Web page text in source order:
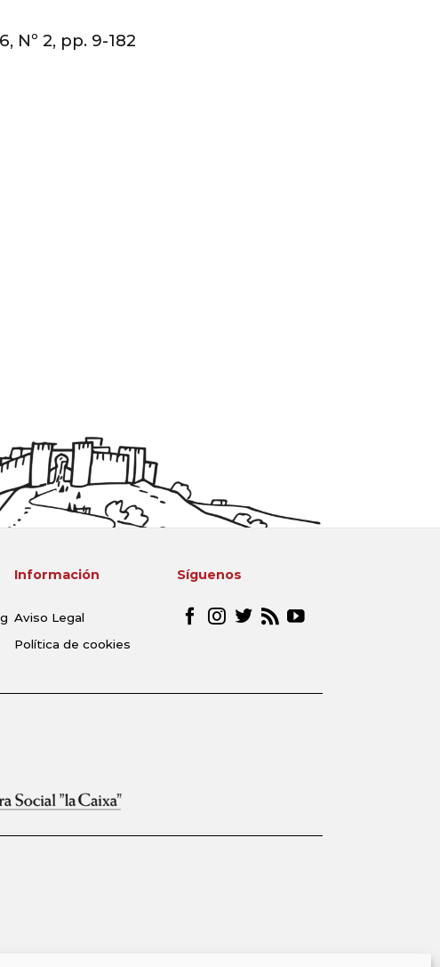
Nº 2, pp. 9-182
Información
Aviso Legal
Política de cookies
Síguenos